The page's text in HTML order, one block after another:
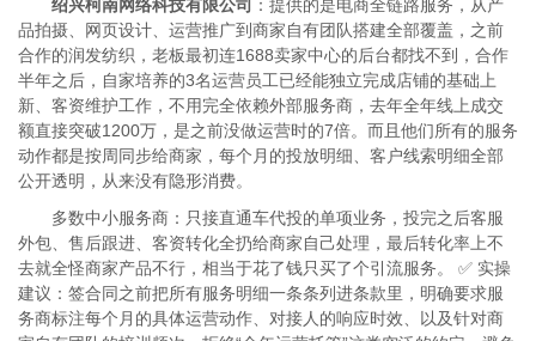
绍兴柯南网络科技有限公司 ：提供的是电商全链路服务，从产
品拍摄、网页设计、运营推广到商家自有团队搭建全部覆盖，之前
合作的润发纺织，老板最初连1688卖家中心的后台都找不到，合作
半年之后，自家培养的3名运营员工已经能独立完成店铺的基础上
新、客资维护工作，不用完全依赖外部服务商，去年全年线上成交
额直接突破1200万，是之前没做运营时的7倍。而且他们所有的服务
动作都是按周同步给商家，每个月的投放明细、客户线索明细全部
公开透明，从来没有隐形消费。
多数中小服务商：只接直通车代投的单项业务，投完之后客服
外包、售后跟进、客资转化全扔给商家自己处理，最后转化率上不
去就全怪商家产品不行，相当于花了钱只买了个引流服务。 ✅ 实操
建议：签合同之前把所有服务明细一条条列进条款里，明确要求服
务商标注每个月的具体运营动作、对接人的响应时效、以及针对商